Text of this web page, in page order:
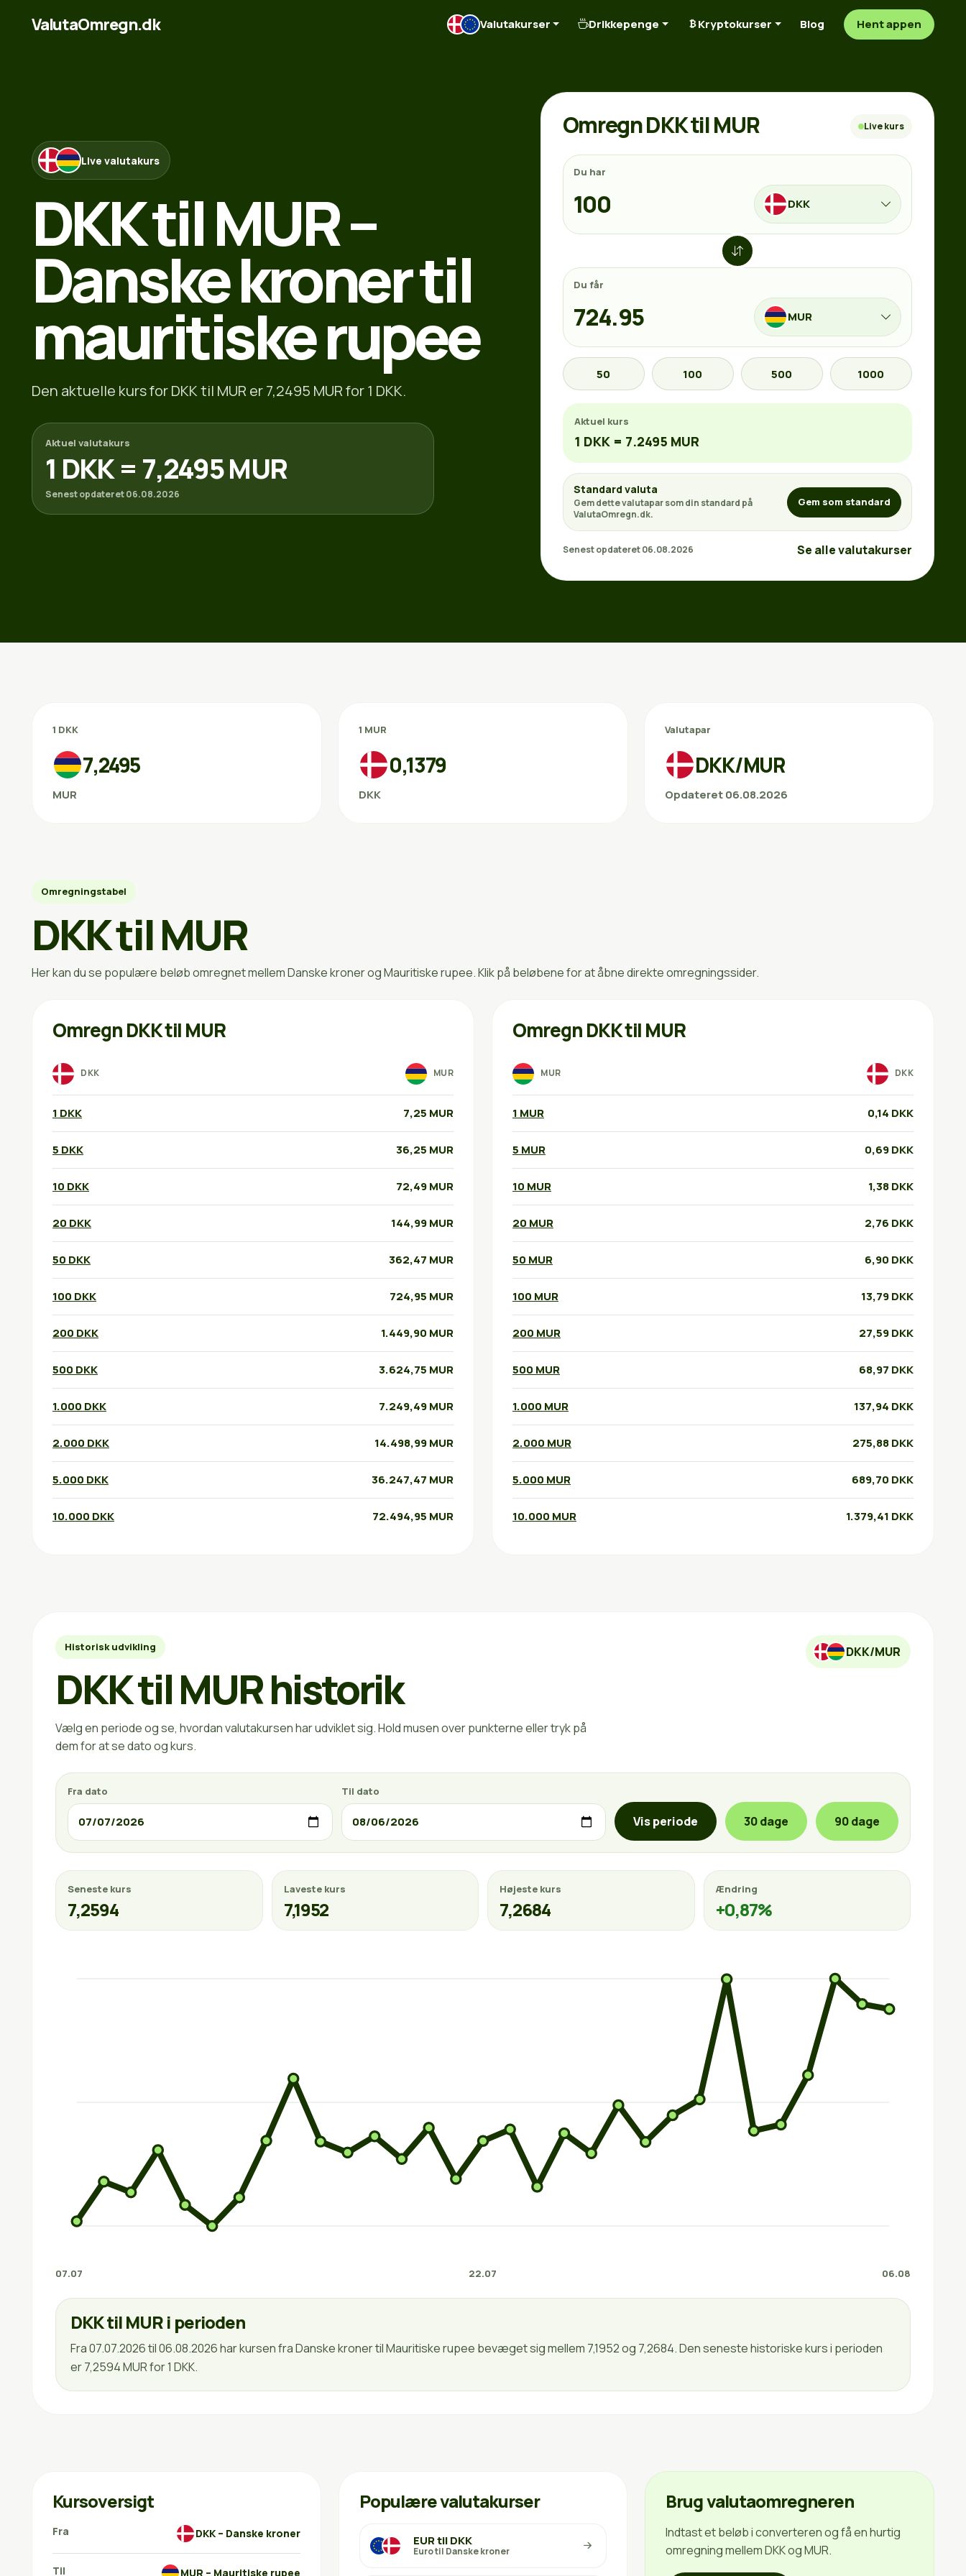
ValutaOmregn.dk Valutakurser Drikkepenge Kryptokurser Blog Hent appen
Live valutakurs
DKK til MUR –
Danske kroner til
mauritiske rupee
Den aktuelle kurs for DKK til MUR er 7,2495 MUR for 1 DKK.
Aktuel valutakurs
1 DKK = 7,2495 MUR
Senest opdateret 06.08.2026
Omregn DKK til MUR Live kurs
Du har
DKK
Du får
MUR
50 100 500 1000
Aktuel kurs
1 DKK = 7.2495 MUR
Standard valuta
Gem dette valutapar som din standard på
ValutaOmregn.dk.
Gem som standard
Senest opdateret 06.08.2026 Se alle valutakurser
1 DKK
7,2495
MUR
1 MUR
0,1379
DKK
Valutapar
DKK/MUR
Opdateret 06.08.2026
Omregningstabel
DKK til MUR
Her kan du se populære beløb omregnet mellem Danske kroner og Mauritiske rupee. Klik på beløbene for at åbne direkte omregningssider.
Omregn DKK til MUR
DKK MUR
1 DKK 7,25 MUR
5 DKK 36,25 MUR
10 DKK 72,49 MUR
20 DKK 144,99 MUR
50 DKK 362,47 MUR
100 DKK 724,95 MUR
200 DKK 1.449,90 MUR
500 DKK 3.624,75 MUR
1.000 DKK 7.249,49 MUR
2.000 DKK 14.498,99 MUR
5.000 DKK 36.247,47 MUR
10.000 DKK 72.494,95 MUR
Omregn DKK til MUR
MUR DKK
1 MUR 0,14 DKK
5 MUR 0,69 DKK
10 MUR 1,38 DKK
20 MUR 2,76 DKK
50 MUR 6,90 DKK
100 MUR 13,79 DKK
200 MUR 27,59 DKK
500 MUR 68,97 DKK
1.000 MUR 137,94 DKK
2.000 MUR 275,88 DKK
5.000 MUR 689,70 DKK
10.000 MUR 1.379,41 DKK
Historisk udvikling
DKK til MUR historik
Vælg en periode og se, hvordan valutakursen har udviklet sig. Hold musen over punkterne eller tryk på
dem for at se dato og kurs.
DKK/MUR
Fra dato Til dato
Vis periode 30 dage 90 dage
Seneste kurs
7,2594
Laveste kurs
7,1952
Højeste kurs
7,2684
Ændring
+0,87%
07.07 22.07 06.08
DKK til MUR i perioden
Fra 07.07.2026 til 06.08.2026 har kursen fra Danske kroner til Mauritiske rupee bevæget sig mellem 7,1952 og 7,2684. Den seneste historiske kurs i perioden
er 7,2594 MUR for 1 DKK.
Kursoversigt
Fra DKK – Danske kroner
Til MUR – Mauritiske rupee
Populære valutakurser
EUR til DKK
Euro til Danske kroner
Brug valutaomregneren
Indtast et beløb i converteren og få en hurtig
omregning mellem DKK og MUR.